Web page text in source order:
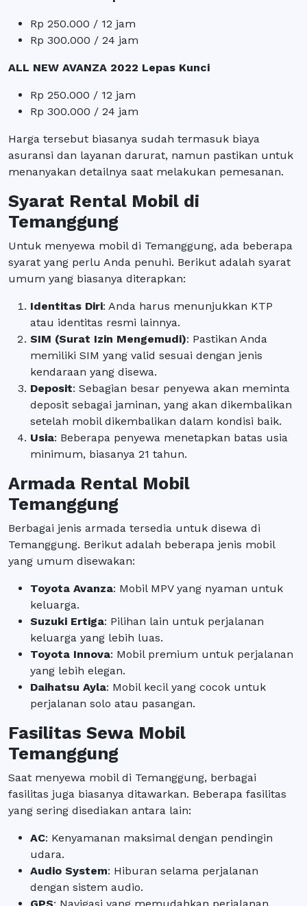
Rp 250.000 / 12 jam
Rp 300.000 / 24 jam
ALL NEW AVANZA 2022 Lepas Kunci
Rp 250.000 / 12 jam
Rp 300.000 / 24 jam
Harga tersebut biasanya sudah termasuk biaya
asuransi dan layanan darurat, namun pastikan untuk
menanyakan detailnya saat melakukan pemesanan.
Syarat Rental Mobil di
Temanggung
Untuk menyewa mobil di Temanggung, ada beberapa
syarat yang perlu Anda penuhi. Berikut adalah syarat
umum yang biasanya diterapkan:
Identitas Diri: Anda harus menunjukkan KTP
atau identitas resmi lainnya.
SIM (Surat Izin Mengemudi): Pastikan Anda
memiliki SIM yang valid sesuai dengan jenis
kendaraan yang disewa.
Deposit: Sebagian besar penyewa akan meminta
deposit sebagai jaminan, yang akan dikembalikan
setelah mobil dikembalikan dalam kondisi baik.
Usia: Beberapa penyewa menetapkan batas usia
minimum, biasanya 21 tahun.
Armada Rental Mobil
Temanggung
Berbagai jenis armada tersedia untuk disewa di
Temanggung. Berikut adalah beberapa jenis mobil
yang umum disewakan:
Toyota Avanza: Mobil MPV yang nyaman untuk
keluarga.
Suzuki Ertiga: Pilihan lain untuk perjalanan
keluarga yang lebih luas.
Toyota Innova: Mobil premium untuk perjalanan
yang lebih elegan.
Daihatsu Ayla: Mobil kecil yang cocok untuk
perjalanan solo atau pasangan.
Fasilitas Sewa Mobil
Temanggung
Saat menyewa mobil di Temanggung, berbagai
fasilitas juga biasanya ditawarkan. Beberapa fasilitas
yang sering disediakan antara lain:
AC: Kenyamanan maksimal dengan pendingin
udara.
Audio System: Hiburan selama perjalanan
dengan sistem audio.